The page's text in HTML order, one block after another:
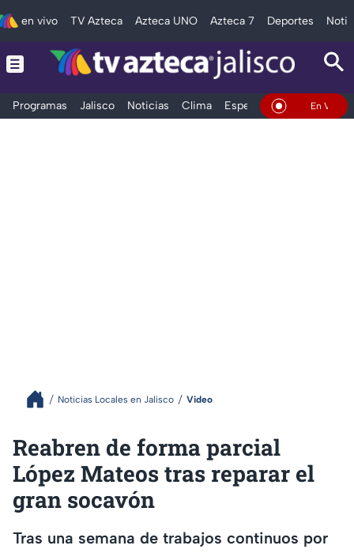
en vivo TV Azteca Azteca UNO Azteca 7 Deportes
Programas Jalisco Noticias Clima Espectáculos Deportes
En Vivo
Noticias Locales en Jalisco Video
Reabren de forma parcial
López Mateos tras reparar el
gran socavón
Tras una semana de trabajos continuos por